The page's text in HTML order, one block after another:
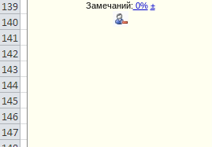
Замечаний: 0% ±